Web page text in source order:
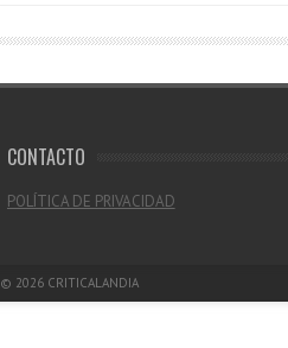
CONTACTO
POLÍTICA DE PRIVACIDAD
© 2026 CRITICALANDIA